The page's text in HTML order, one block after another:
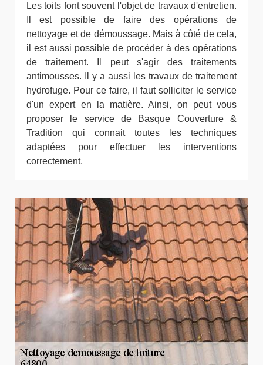
Les toits font souvent l'objet de travaux d'entretien.
Il est possible de faire des opérations de
nettoyage et de démoussage. Mais à côté de cela,
il est aussi possible de procéder à des opérations
de traitement. Il peut s'agir des traitements
antimousses. Il y a aussi les travaux de traitement
hydrofuge. Pour ce faire, il faut solliciter le service
d'un expert en la matière. Ainsi, on peut vous
proposer le service de Basque Couverture &
Tradition qui connait toutes les techniques
adaptées pour effectuer les interventions
correctement.